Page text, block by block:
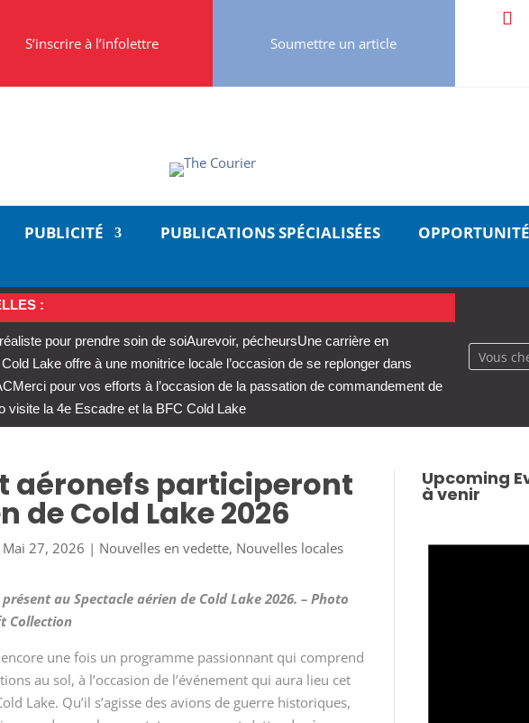
S’inscrire à l’infolettre Soumettre un article
PUBLICITÉ PUBLICATIONS SPÉCIALISÉES
:
pour prendre soin de soiAurevoir, pécheursUne carrière en
Lake offre à une monitrice locale l’occasion de se replonger dans
Merci pour vos efforts à l’occasion de la passation de commandement de
visite la 4e Escadre et la BFC Cold Lake
aéronefs participeront
de Cold Lake 2026
Mai 27, 2026 | Nouvelles en vedette, Nouvelles locales
au Spectacle aérien de Cold Lake 2026. – Photo
Collection
une fois un programme passionnant qui comprend
au sol, à l’occasion de l’événement qui aura lieu cet
Lake. Qu’il s’agisse des avions de guerre historiques,
Upcoming
à venir